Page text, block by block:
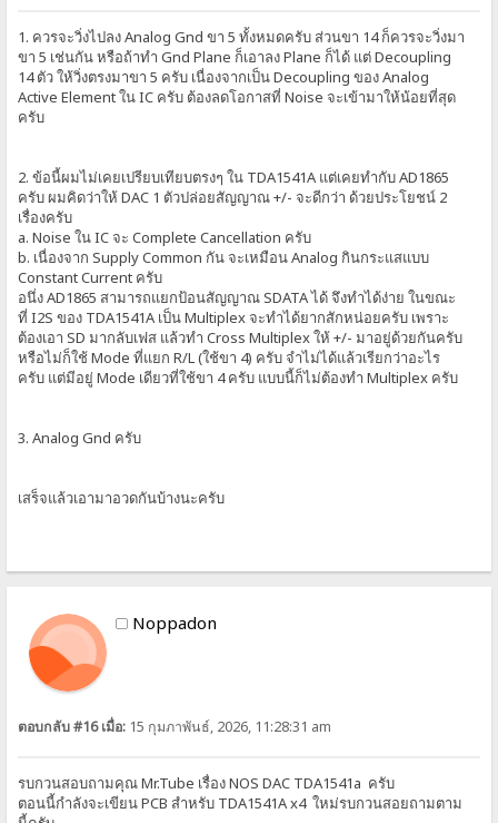
1. ควรจะวิ่งไปลง Analog Gnd ขา 5 ทั้งหมดครับ ส่วนขา 14 ก็ควรจะวิ่งมา
ขา 5 เช่นกัน หรือถ้าทำ Gnd Plane ก็เอาลง Plane ก็ได้ แต่ Decoupling
14 ตัว ให้วิ่งตรงมาขา 5 ครับ เนื่องจากเป็น Decoupling ของ Analog
Active Element ใน IC ครับ ต้องลดโอกาสที่ Noise จะเข้ามาให้น้อยที่สุด
ครับ
2. ข้อนี้ผมไม่เคยเปรียบเทียบตรงๆ ใน TDA1541A แต่เคยทำกับ AD1865
ครับ ผมคิดว่าให้ DAC 1 ตัวปล่อยสัญญาณ +/- จะดีกว่า ด้วยประโยชน์ 2
เรื่องครับ
a. Noise ใน IC จะ Complete Cancellation ครับ
b. เนื่องจาก Supply Common กัน จะเหมือน Analog กินกระแสแบบ
Constant Current ครับ
อนึ่ง AD1865 สามารถแยกป้อนสัญญาณ SDATA ได้ จึงทำได้ง่าย ในขณะ
ที่ I2S ของ TDA1541A เป็น Multiplex จะทำได้ยากสักหน่อยครับ เพราะ
ต้องเอา SD มากลับเฟส แล้วทำ Cross Multiplex ให้ +/- มาอยู่ด้วยกันครับ
หรือไม่ก็ใช้ Mode ที่แยก R/L (ใช้ขา 4) ครับ จำไม่ได้แล้วเรียกว่าอะไร
ครับ แต่มีอยู่ Mode เดียวที่ใช้ขา 4 ครับ แบบนี้ก็ไม่ต้องทำ Multiplex ครับ
3. Analog Gnd ครับ
เสร็จแล้วเอามาอวดกันบ้างนะครับ
Noppadon
ตอบกลับ #16 เมื่อ: 15 กุมภาพันธ์, 2026, 11:28:31 am
รบกวนสอบถามคุณ Mr.Tube เรื่อง NOS DAC TDA1541a ครับ
ตอนนี้กำลังจะเขียน PCB สำหรับ TDA1541A x4 ใหม่รบกวนสอยถามตาม